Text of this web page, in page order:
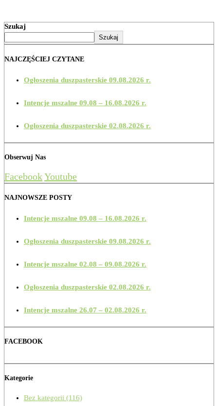
Szukaj
Szukaj
NAJCZĘŚCIEJ CZYTANE
Ogłoszenia duszpasterskie 09.08.2026 r.
Intencje mszalne 09.08 – 16.08.2026 r.
Ogłoszenia duszpasterskie 02.08.2026 r.
Obserwuj Nas
FacebookYoutube
NAJNOWSZE POSTY
Intencje mszalne 09.08 – 16.08.2026 r.
Ogłoszenia duszpasterskie 09.08.2026 r.
Intencje mszalne 02.08 – 09.08.2026 r.
Ogłoszenia duszpasterskie 02.08.2026 r.
Intencje mszalne 26.07 – 02.08.2026 r.
FACEBOOK
Kategorie
Bez kategorii (116)